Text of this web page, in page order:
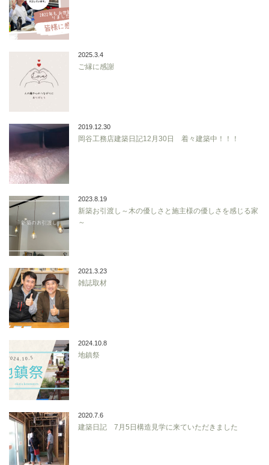
2025.3.4
ご縁に感謝
2019.12.30
岡谷工務店建築日記12月30日 着々建築中！！！
2023.8.19
新築お引渡し～木の優しさと施主様の優しさを感じる家
～
2021.3.23
雑誌取材
2024.10.8
地鎮祭
2020.7.6
建築日記 7月5日構造見学に来ていただきました